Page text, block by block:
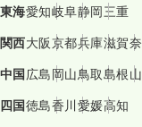
東海愛知岐阜静岡三重
関西大阪京都兵庫滋賀
中国広島岡山鳥取島根
四国徳島香川愛媛高知